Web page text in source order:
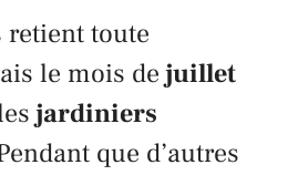
toute
le mois de juillet
jardiniers
que d’autres